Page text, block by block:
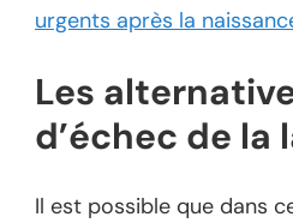
urgents après la
Les
d’échec de la
Il est possible que dans